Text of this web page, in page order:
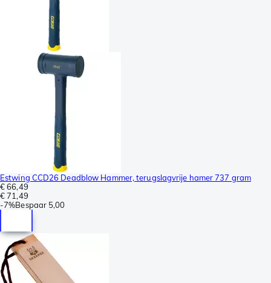
Estwing CCD26 Deadblow Hammer, terugslagvrije hamer 737 gram
€ 66,49
€ 71,49
-7%Bespaar 5,00